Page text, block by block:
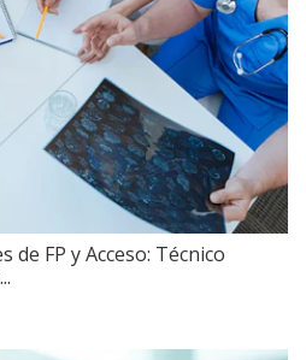
FP y Acceso: Técnico